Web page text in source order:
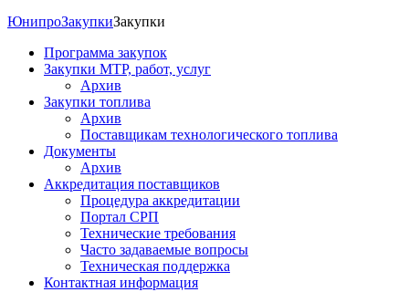
ЮнипроЗакупкиЗакупки
Программа закупок
Закупки МТР, работ, услуг
Архив
Закупки топлива
Архив
Поставщикам технологического топлива
Документы
Архив
Аккредитация поставщиков
Процедура аккредитации
Портал СРП
Технические требования
Часто задаваемые вопросы
Техническая поддержка
Контактная информация